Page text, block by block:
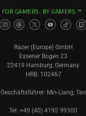
FOR GAMERS. BY GAMERS.™
Razer (Europe) GmbH
Essener Bogen 23
22419 Hamburg, Germany
HRB: 102467
Geschäftsführer: Min-Liang, Tan
Tel: +49 (40) 4192 99300